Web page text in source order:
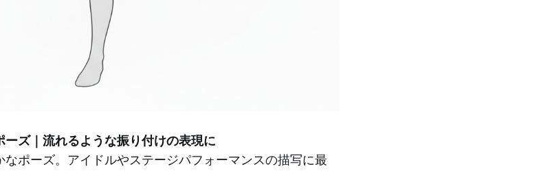
ズ｜流れるような振り付けの表現に
ポーズ。アイドルやステージパフォーマンスの描写に最